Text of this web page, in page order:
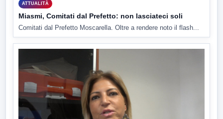
ATTUALITÀ
Miasmi, Comitati dal Prefetto: non lasciateci soli
Comitati dal Prefetto Moscarella. Oltre a rendere noto il flash...